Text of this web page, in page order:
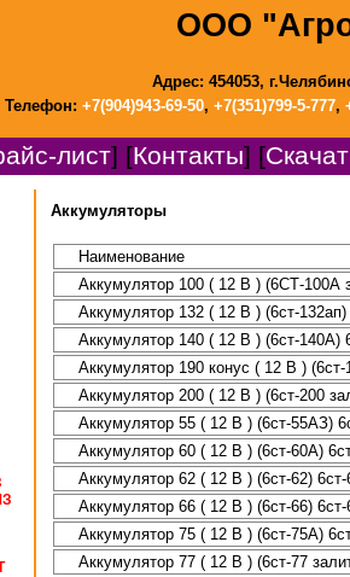
ООО
Адрес: 454053,
Телефон: +7(904)943-69-50, +7(351)799-5-777,
лист] [Контакты] [
Аккумуляторы
Наименование
Аккумулятор 100 ( 12 В ) (6СТ-100А
Аккумулятор 132 ( 12 В ) (6ст-132ап)
Аккумулятор 140 ( 12 В ) (6ст-140А)
Аккумулятор 190 конус ( 12 В ) (6ст-
Аккумулятор 200 ( 12 В ) (6ст-200
Аккумулятор 55 ( 12 В ) (6ст-55АЗ)
Аккумулятор 60 ( 12 В ) (6ст-60А)
Аккумулятор 62 ( 12 В ) (6ст-62) 6ст-
Аккумулятор 66 ( 12 В ) (6ст-66) 6ст-
Аккумулятор 75 ( 12 В ) (6ст-75А)
Аккумулятор 77 ( 12 В ) (6ст-77